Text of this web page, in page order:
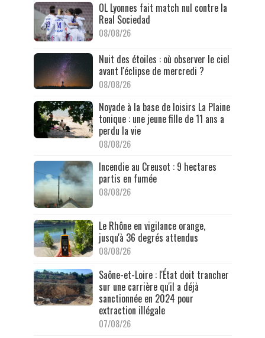
OL Lyonnes fait match nul contre la
Real Sociedad
08/08/26
Nuit des étoiles : où observer le ciel
avant l'éclipse de mercredi ?
08/08/26
Noyade à la base de loisirs La Plaine
tonique : une jeune fille de 11 ans a
perdu la vie
08/08/26
Incendie au Creusot : 9 hectares
partis en fumée
08/08/26
Le Rhône en vigilance orange,
jusqu'à 36 degrés attendus
08/08/26
Saône-et-Loire : l'État doit trancher
sur une carrière qu'il a déjà
sanctionnée en 2024 pour
extraction illégale
07/08/26